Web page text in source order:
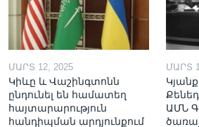
ՄԱՐՏ 12, 2025
Կիևը և Վաշինգտոնն
ընդունել են համատեղ
հայտարարություն
հանդիպման արդյունքում
ՄԱՐՏ
ԱՄՆ